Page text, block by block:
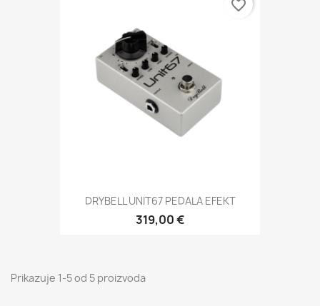
DRYBELL UNIT67 PEDALA EFEKT
319,00 €
favorite_border
Prikazuje 1-5 od 5 proizvoda